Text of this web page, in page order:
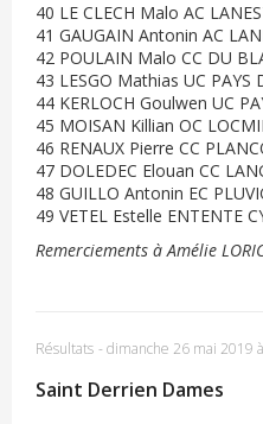
40 LE CLECH Malo AC
41 GAUGAIN Antonin AC
42 POULAIN Malo CC DU
43 LESGO Mathias UC PAYS
44 KERLOCH Goulwen UC
45 MOISAN Killian OC
46 RENAUX Pierre CC
47 DOLEDEC Elouan CC
48 GUILLO Antonin EC
49 VETEL Estelle ENTENTE
Remerciements à Amélie
Résultats - dimanche 26 mai 2019
Saint Derrien Dames